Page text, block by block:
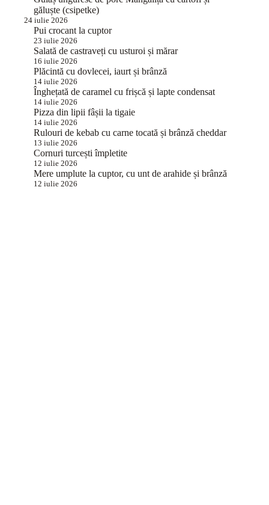
găluște (csipetke)
24 iulie 2026
Pui crocant la cuptor
23 iulie 2026
Salată de castraveți cu usturoi și mărar
16 iulie 2026
Plăcintă cu dovlecei, iaurt și brânză
14 iulie 2026
Înghețată de caramel cu frișcă și lapte condensat
14 iulie 2026
Pizza din lipii fâșii la tigaie
14 iulie 2026
Rulouri de kebab cu carne tocată și brânză cheddar
13 iulie 2026
Cornuri turcești împletite
12 iulie 2026
Mere umplute la cuptor, cu unt de arahide și brânză
12 iulie 2026